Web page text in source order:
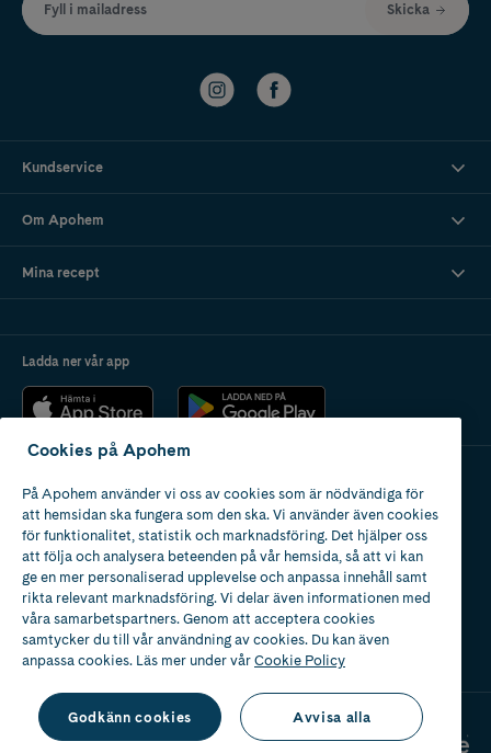
Fyll i mailadress Skicka
Kundservice
Om Apohem
Mina recept
Ladda ner vår app
Apotek med tillstånd
av Läkemedelsverket
Cookies på Apohem
På Apohem använder vi oss av cookies som är nödvändiga för
att hemsidan ska fungera som den ska. Vi använder även cookies
för funktionalitet, statistik och marknadsföring. Det hjälper oss
att följa och analysera beteenden på vår hemsida, så att vi kan
ge en mer personaliserad upplevelse och anpassa innehåll samt
rikta relevant marknadsföring. Vi delar även informationen med
våra samarbetspartners. Genom att acceptera cookies
samtycker du till vår användning av cookies. Du kan även
anpassa cookies. Läs mer under vårCookie Policy
Godkänn cookies Avvisa alla